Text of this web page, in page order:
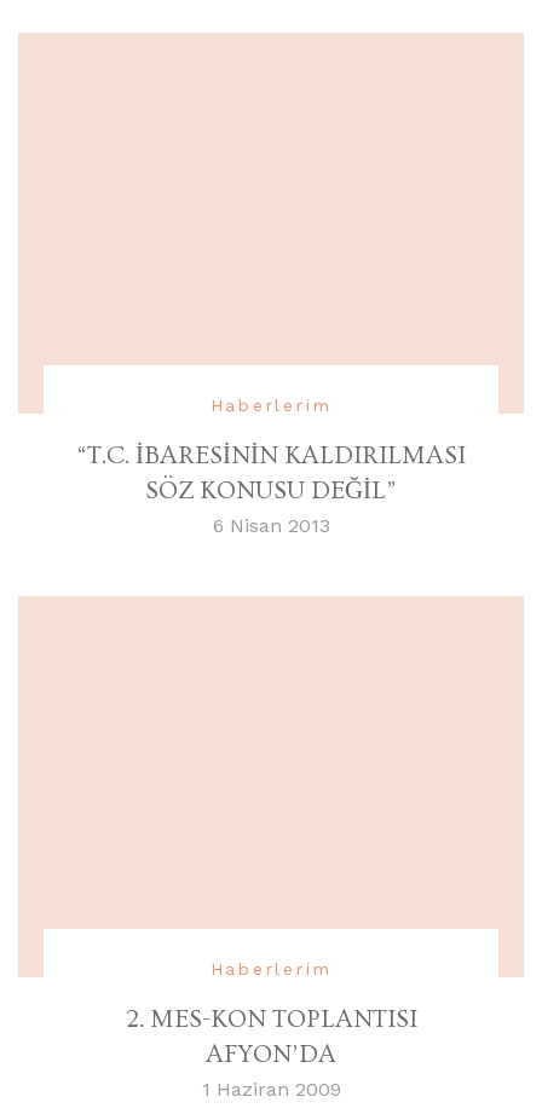
Haberlerim
“T.C. İBARESİNİN KALDIRILMASI
SÖZ KONUSU DEĞİL”
6 Nisan 2013
Haberlerim
2. MES-KON TOPLANTISI
AFYON’DA
1 Haziran 2009